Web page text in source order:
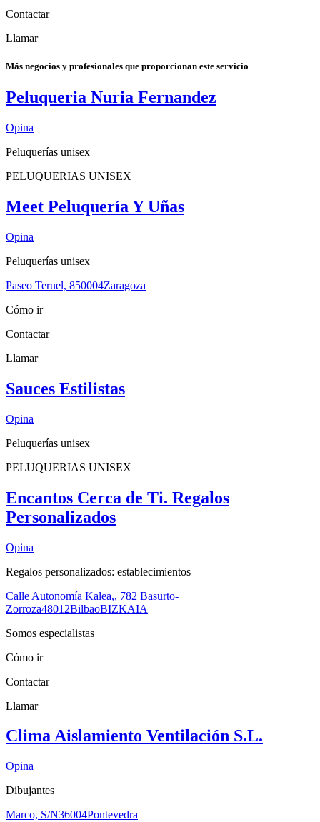
Contactar
Llamar
Más negocios y profesionales que proporcionan este servicio
Peluqueria Nuria Fernandez
Opina
Peluquerías unisex
PELUQUERIAS UNISEX
Meet Peluquería Y Uñas
Opina
Peluquerías unisex
Paseo Teruel, 850004Zaragoza
Cómo ir
Contactar
Llamar
Sauces Estilistas
Opina
Peluquerías unisex
PELUQUERIAS UNISEX
Encantos Cerca de Ti. Regalos
Personalizados
Opina
Regalos personalizados: establecimientos
Calle Autonomía Kalea,, 782 Basurto-
Zorroza48012BilbaoBIZKAIA
Somos especialistas
Cómo ir
Contactar
Llamar
Clima Aislamiento Ventilación S.L.
Opina
Dibujantes
Marco, S/N36004Pontevedra